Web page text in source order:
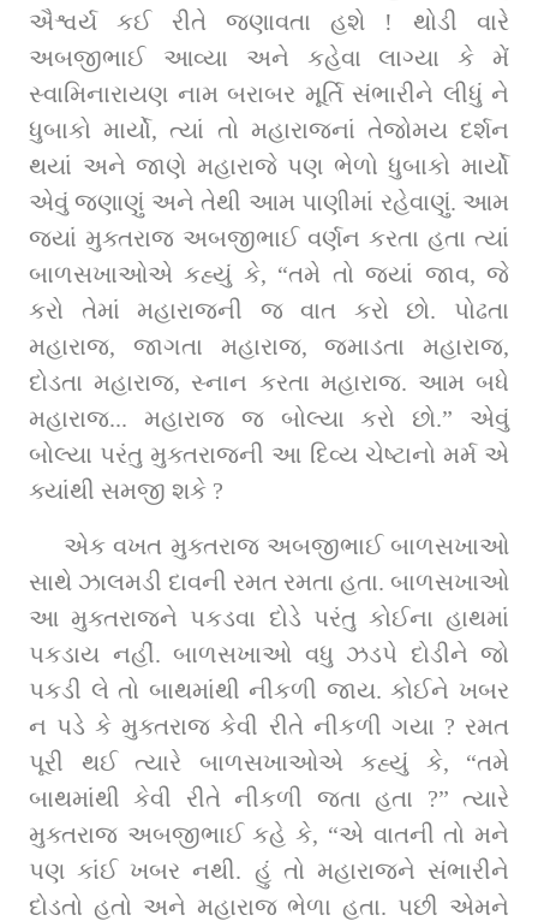
ઐશ્વર્ય કઈ રીતે જણાવતા હશે ! થોડી વારે
અબજીભાઈ આવ્યા અને કહેવા લાગ્યા કે મેં
સ્વામિનારાયણ નામ બરાબર મૂર્તિ સંભારીને લીધું ને
ધુબાકો માર્યો, ત્યાં તો મહારાજનાં તેજોમય દર્શન
થયાં અને જાણે મહારાજે પણ ભેળો ધુબાકો માર્યો
એવું જણાણું અને તેથી આમ પાણીમાં રહેવાણું. આમ
જ્યાં મુક્તરાજ અબજીભાઈ વર્ણન કરતા હતા ત્યાં
બાળસખાઓએ કહ્યું કે, “તમે તો જ્યાં જાવ, જે
કરો તેમાં મહારાજની જ વાત કરો છો. પોઢતા
મહારાજ, જાગતા મહારાજ, જમાડતા મહારાજ,
દોડતા મહારાજ, સ્નાન કરતા મહારાજ. આમ બધે
મહારાજ... મહારાજ જ બોલ્યા કરો છો.” એવું
બોલ્યા પરંતુ મુક્તરાજની આ દિવ્ય ચેષ્ટાનો મર્મ એ
ક્યાંથી સમજી શકે ?
એક વખત મુક્તરાજ અબજીભાઈ બાળસખાઓ
સાથે ઝાલમડી દાવની રમત રમતા હતા. બાળસખાઓ
આ મુક્તરાજને પકડવા દોડે પરંતુ કોઈના હાથમાં
પકડાય નહીં. બાળસખાઓ વધુ ઝડપે દોડીને જો
પકડી લે તો બાથમાંથી નીકળી જાય. કોઈને ખબર
ન પડે કે મુક્તરાજ કેવી રીતે નીકળી ગયા ? રમત
પૂરી થઈ ત્યારે બાળસખાઓએ કહ્યું કે, “તમે
બાથમાંથી કેવી રીતે નીકળી જતા હતા ?” ત્યારે
મુક્તરાજ અબજીભાઈ કહે કે, “એ વાતની તો મને
પણ કાંઈ ખબર નથી. હું તો મહારાજને સંભારીને
દોડતો હતો અને મહારાજ ભેળા હતા. પછી એમને